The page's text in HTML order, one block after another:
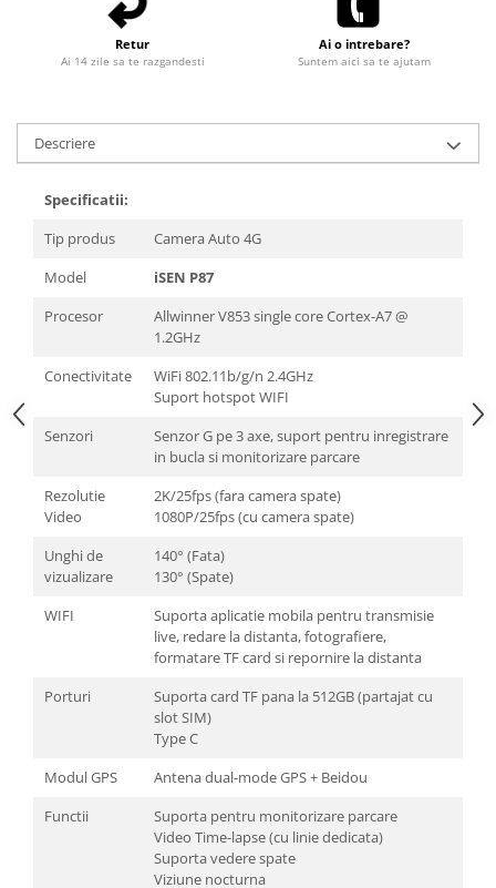
Retur
Ai 14 zile sa te razgandesti
Ai o intrebare?
Suntem aici sa te ajutam
Descriere
Specificatii:
Tip produs
Camera Auto 4G
Model
iSEN P87
Procesor
Allwinner V853 single core Cortex-A7 @
1.2GHz
Conectivitate
WiFi 802.11b/g/n 2.4GHz
Suport hotspot WIFI
Senzori
Senzor G pe 3 axe, suport pentru inregistrare
in bucla si monitorizare parcare
Rezolutie
Video
2K/25fps (fara camera spate)
1080P/25fps (cu camera spate)
Unghi de
vizualizare
140° (Fata)
130° (Spate)
WIFI
Suporta aplicatie mobila pentru transmisie
live, redare la distanta, fotografiere,
formatare TF card si repornire la distanta
Porturi
Suporta card TF pana la 512GB (partajat cu
slot SIM)
Type C
Modul GPS
Antena dual-mode GPS + Beidou
Functii
Suporta pentru monitorizare parcare
Video Time-lapse (cu linie dedicata)
Suporta vedere spate
Viziune nocturna